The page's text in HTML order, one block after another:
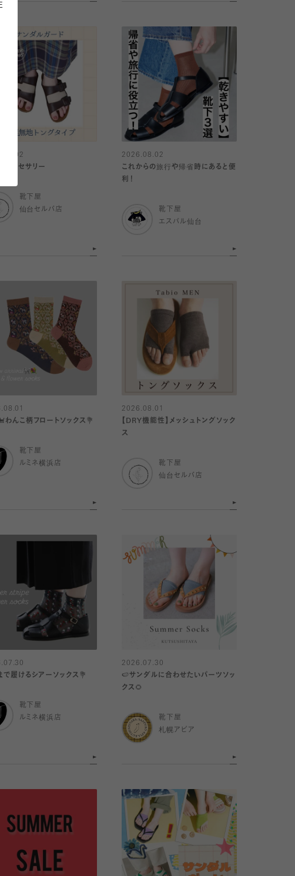
アクセサリー
靴下屋
仙台セルバ店
2026.08.02
これからの旅行や帰省時にあると便
利！
靴下屋
エスパル仙台
わんこ柄フロートソックス💐
靴下屋
ルミネ横浜店
2026.08.01
【DRY機能性】メッシュトングソック
ス
靴下屋
仙台セルバ店
で履けるシアーソックス💐
靴下屋
ルミネ横浜店
2026.07.30
🍉サンダルに合わせたいパーツソッ
クス🌻
靴下屋
札幌アピア